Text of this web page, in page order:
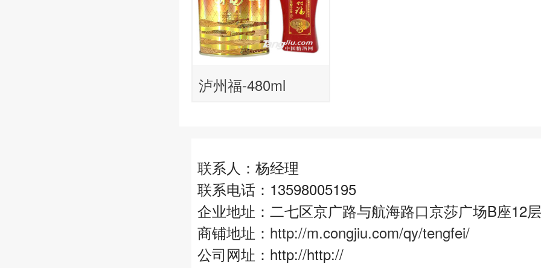
泸州福-480ml
联系人：杨经理
联系电话：13598005195
企业地址：二七区京广路与航海路口京莎广场B座12
商铺地址： http://m.congjiu.com/qy/tengfei/
公司网址：http://http://